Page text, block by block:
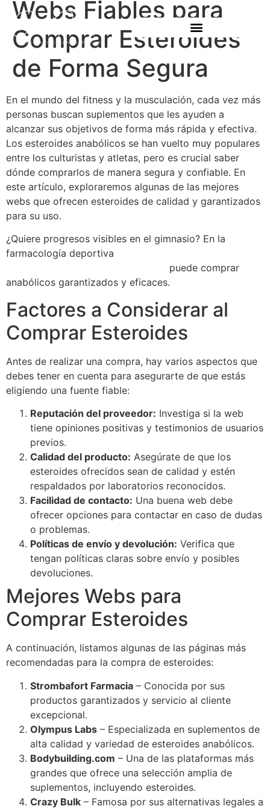
Webs Fiables para
Comprar Esteroides
de Forma Segura
En el mundo del fitness y la musculación, cada vez más
personas buscan suplementos que les ayuden a
alcanzar sus objetivos de forma más rápida y efectiva.
Los esteroides anabólicos se han vuelto muy populares
entre los culturistas y atletas, pero es crucial saber
dónde comprarlos de manera segura y confiable. En
este artículo, exploraremos algunas de las mejores
webs que ofrecen esteroides de calidad y garantizados
para su uso.
¿Quiere progresos visibles en el gimnasio? En la
farmacología deportiva
puede comprar
anabólicos garantizados y eficaces.
Factores a Considerar al
Comprar Esteroides
Antes de realizar una compra, hay varios aspectos que
debes tener en cuenta para asegurarte de que estás
eligiendo una fuente fiable:
Reputación del proveedor: Investiga si la web
tiene opiniones positivas y testimonios de usuarios
previos.
Calidad del producto: Asegúrate de que los
esteroides ofrecidos sean de calidad y estén
respaldados por laboratorios reconocidos.
Facilidad de contacto: Una buena web debe
ofrecer opciones para contactar en caso de dudas
o problemas.
Políticas de envío y devolución: Verifica que
tengan políticas claras sobre envío y posibles
devoluciones.
Mejores Webs para
Comprar Esteroides
A continuación, listamos algunas de las páginas más
recomendadas para la compra de esteroides:
Strombafort Farmacia – Conocida por sus
productos garantizados y servicio al cliente
excepcional.
Olympus Labs – Especializada en suplementos de
alta calidad y variedad de esteroides anabólicos.
Bodybuilding.com – Una de las plataformas más
grandes que ofrece una selección amplia de
suplementos, incluyendo esteroides.
Crazy Bulk – Famosa por sus alternativas legales a